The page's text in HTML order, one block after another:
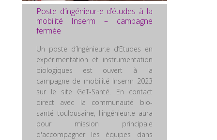
Poste d’ingénieur-e d’études à la
mobilité Inserm – campagne
fermée
Un poste d’Ingénieur.e d’Etudes en
expérimentation et instrumentation
biologiques est ouvert à la
campagne de mobilité Inserm 2023
sur le site GeT-Santé. En contact
direct avec la communauté bio-
santé toulousaine, l'ingénieur.e aura
pour mission principale
d'accompagner les équipes dans